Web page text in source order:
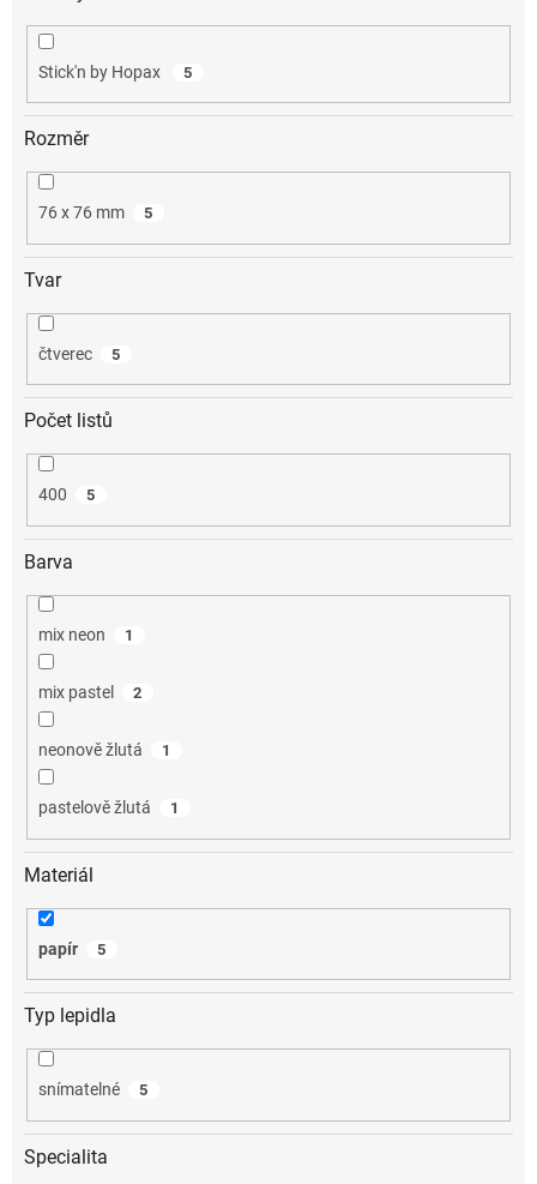
Stick'n by Hopax 5
Rozměr
76 x 76 mm 5
Tvar
čtverec 5
Počet listů
400 5
Barva
mix neon 1
mix pastel 2
neonově žlutá 1
pastelově žlutá 1
Materiál
papír 5
Typ lepidla
snímatelné 5
Specialita